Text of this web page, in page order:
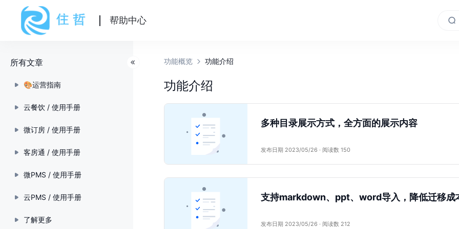
帮助中心
所有文章
🎨运营指南
云餐饮 / 使用手册
微订房 / 使用手册
客房通 / 使用手册
微PMS / 使用手册
云PMS / 使用手册
了解更多
功能概览 功能介绍
功能介绍
多种目录展示方式，全方面的展示内容
发布日期 2023/05/26 · 阅读数 150
支持markdown、ppt、word导入，降低迁移成
发布日期 2023/05/26 · 阅读数 212